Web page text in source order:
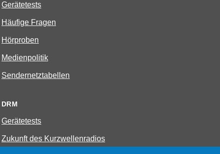
Gerätetests
Häufige Fragen
Hörproben
Medienpolitik
Sendernetztabellen
DRM
Gerätetests
Zukunft des Kurzwellenradios